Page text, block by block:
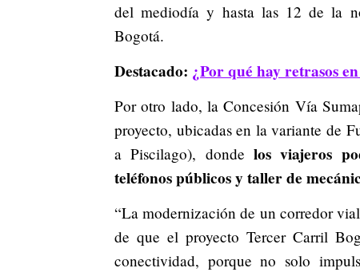
del mediodía y hasta las 12 de la
Bogotá.
Destacado: ¿Por qué hay retrasos
Por otro lado, la Concesión Vía
proyecto, ubicadas en la variante de
a Piscilago), donde los viajeros
teléfonos públicos y taller de
“La modernización de un corredor
de que el proyecto Tercer Carril
conectividad, porque no solo